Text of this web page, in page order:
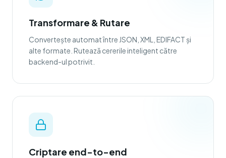
Transformare & Rutare
Convertește automat între JSON, XML, EDIFACT și
alte formate. Rutează cererile inteligent către
backend-ul potrivit.
Criptare end-to-end